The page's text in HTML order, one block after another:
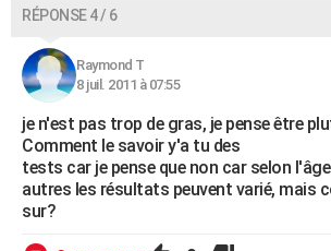
RÉPONSE 4 / 6
Raymond T
8 juil. 2011 à 07:55
je n'est pas trop de gras, je pense être
Comment le savoir y'a tu des
tests car je pense que non car selon
autres les résultats peuvent varié, mais
sur?